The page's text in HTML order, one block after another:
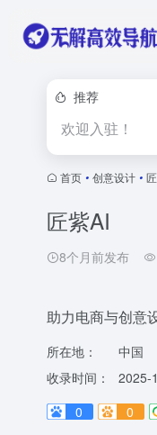
推荐
欢迎入驻！
首页 • 创意设计 •
匠紫AI
8个月前发布
助力电商与创意
所在地：
中国
收录时间：
2025-
0
0